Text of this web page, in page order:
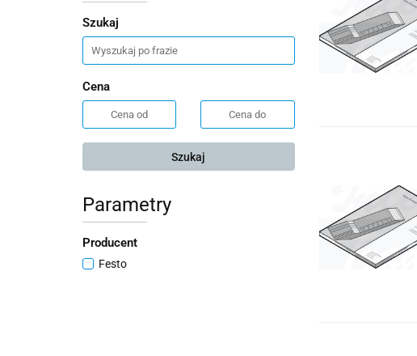
Szukaj
Cena
Szukaj
Parametry
Producent
Festo